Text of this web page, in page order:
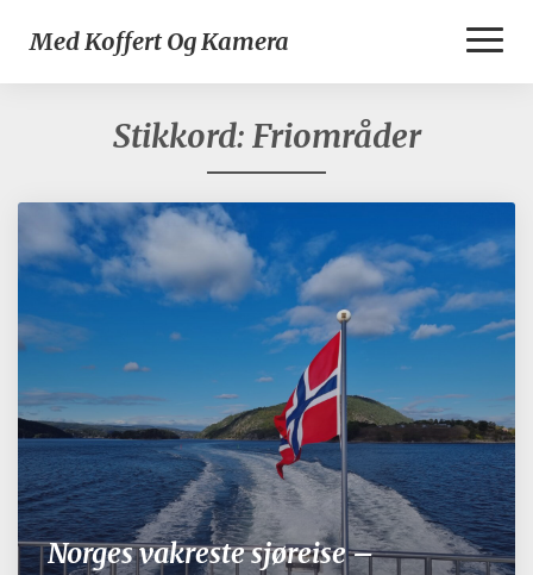
Med Koffert Og Kamera
Stikkord: Friområder
Norges vakreste sjøreise –